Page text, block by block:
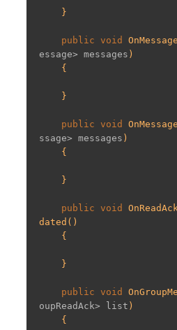
public void
essage> messages )
{
public void
ssage> messages )
{
public void
dated ( )
{
public void
oupReadAck> list )
{